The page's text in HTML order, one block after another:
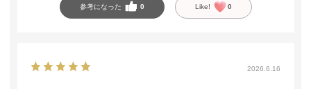
参考になった 0 Like! 0
2026.6.16